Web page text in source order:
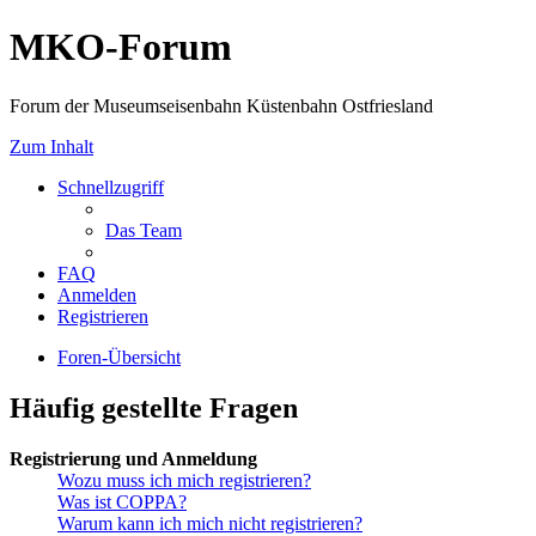
MKO-Forum
Forum der Museumseisenbahn Küstenbahn Ostfriesland
Zum Inhalt
Schnellzugriff
Das Team
FAQ
Anmelden
Registrieren
Foren-Übersicht
Häufig gestellte Fragen
Registrierung und Anmeldung
Wozu muss ich mich registrieren?
Was ist COPPA?
Warum kann ich mich nicht registrieren?